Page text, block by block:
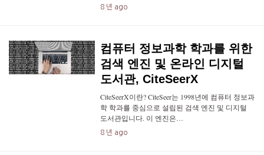
8 년 ago
컴퓨터 정보과학 학과를 위한
검색 엔진 및 온라인 디지털
도서관, CiteSeerX
CiteSeerX이란? CiteSeer는 1998년에 컴퓨터 정보과
학 학과를 중심으로 설립된 검색 엔진 및 디지털
도서관입니다. 이 엔진은…
8 년 ago